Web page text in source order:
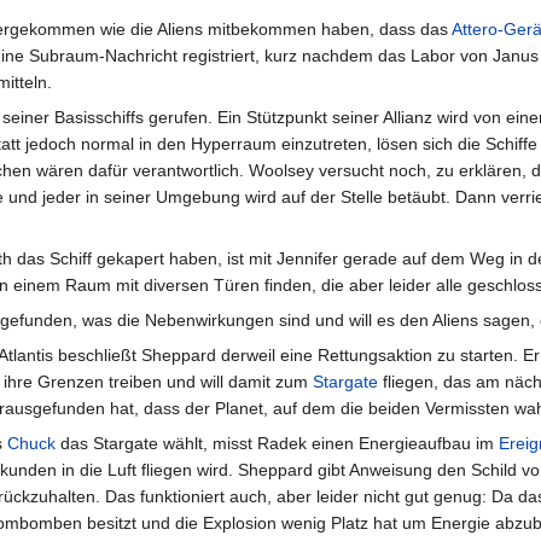
wie die Aliens mitbekommen haben, dass dasAttero-
Subraum-Nachricht registriert, kurz nachdem das Labor von
Basisschiffs gerufen. Ein Stützpunkt seiner Allianz wird von
jedoch normal in den Hyperraum einzutreten, lösen sich die
wären dafür verantwortlich. Woolsey versucht noch, zu
jeder in seiner Umgebung wird auf der Stelle betäubt. Dann
das Schiff gekapert haben, ist mit Jennifer gerade auf dem Weg in
einem Raum mit diversen Türen finden, die aber leider alle
was die Nebenwirkungen sind und will es den Aliens
beschließt Sheppard derweil eine Rettungsaktion zu starten.
Grenzen treiben und will damit zum Stargatefliegen, das am
hat, dass der Planet, auf dem die beiden Vermissten
Chuckdas Stargate wählt, misst Radek einen Energieaufbau im
in die Luft fliegen wird. Sheppard gibt Anweisung den Schild
Das funktioniert auch, aber leider nicht gut genug: Da
besitzt und die Explosion wenig Platz hat um Energie